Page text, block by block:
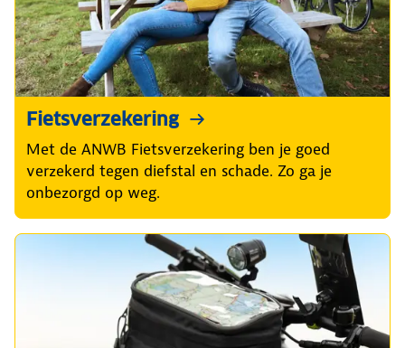
Fietsverzekering
Met de ANWB Fietsverzekering ben je goed
verzekerd tegen diefstal en schade. Zo ga je
onbezorgd op weg.